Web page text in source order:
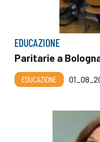
EDUCAZIONE
Paritarie a
EDUCAZIONE